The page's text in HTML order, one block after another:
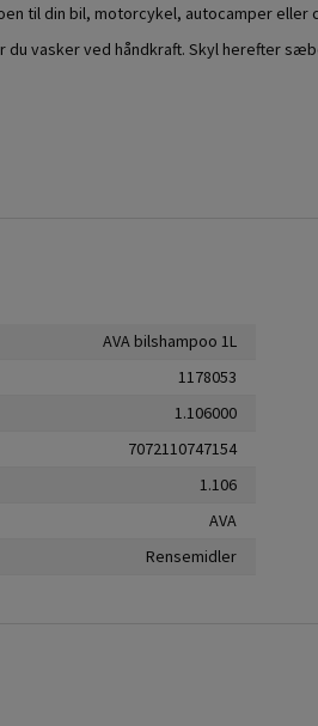
til din bil, motorcykel, autocamper eller
vasker ved håndkraft. Skyl herefter
AVA bilshampoo 1L
1178053
1.106000
7072110747154
1.106
AVA
Rensemidler